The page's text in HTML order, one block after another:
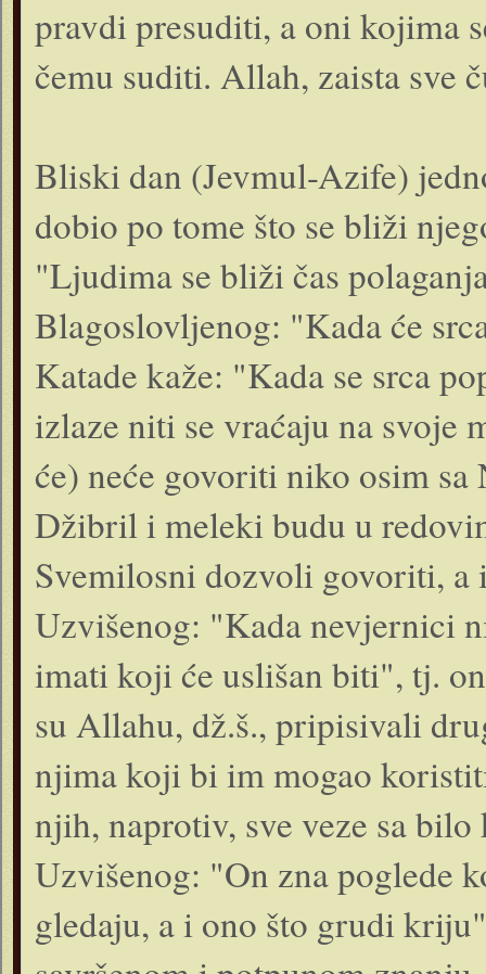
pravdi presuditi, a oni kojima
čemu suditi. Allah, zaista sve
Bliski dan (Jevmul-Azife)
dobio po tome što se bliži
"Ljudima se bliži čas
Blagoslovljenog: "Kada će
Katade kaže: "Kada se srca
izlaze niti se vraćaju na
će) neće govoriti niko osim
Džibril i meleki budu u
Svemilosni dozvoli govoriti,
Uzvišenog: "Kada nevjernici
imati koji će uslišan biti", tj.
su Allahu, dž.š., pripisivali
njima koji bi im mogao
njih, naprotiv, sve veze sa
Uzvišenog: "On zna poglede
gledaju, a i ono što grudi